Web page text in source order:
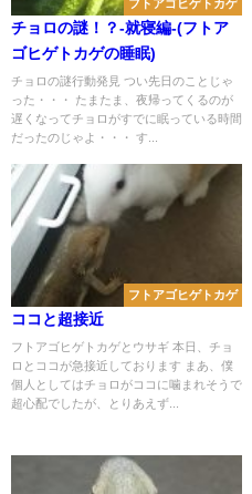
フトアゴヒゲトカゲ
チョロの謎！？-就寝編-(フトア
ゴヒゲトカゲの睡眠)
チョロの謎行動発見 つい先日のことじゃ
った・・・ たまたま、夜帰ってくるのが
遅くなってチョロがすでに眠っている時間
だったのじゃよ・・・ す...
フトアゴヒゲトカゲ
ココと超接近
フトアゴヒゲトカゲとウサギ 本日、チョ
ロとココが急接近しております まあ、僕
個人としてはチョロがココに噛まれそうで
超心配でしたが、とりあえず...